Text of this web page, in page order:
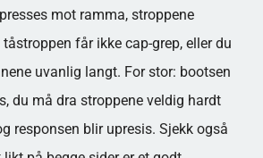
mot ramma, stroppene
får ikke cap-grep, eller du
uvanlig langt. For stor: bootsen
du må dra stroppene veldig hardt
responsen blir upresis. Sjekk også